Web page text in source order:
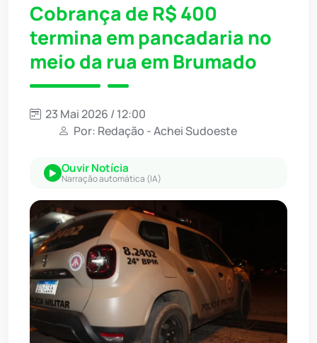
Cobrança de R$ 400
termina em pancadaria no
meio da rua em Brumado
23 Mai 2026 / 12:00
Por: Redação - Achei Sudoeste
Ouvir Notícia
Narração automática (IA)